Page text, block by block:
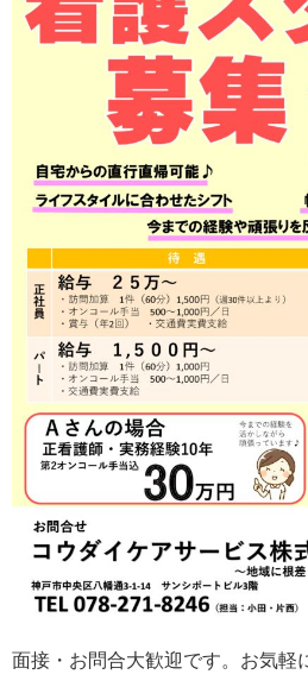
面接・お問合大歓迎です。お気軽